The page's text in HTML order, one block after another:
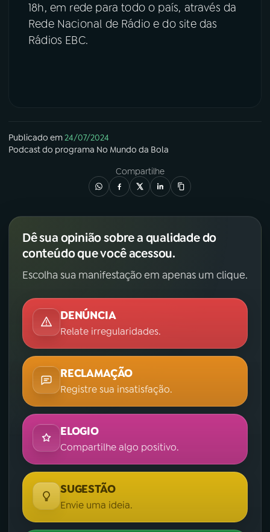
18h, em rede para todo o país, através da
Rede Nacional de Rádio e do site das
Rádios EBC.
Publicado em24/07/2024
Podcastdo programa No Mundo da Bola
Compartilhe
Dê sua opinião sobre a qualidade do
conteúdo que você acessou.
Escolha sua manifestação em apenas um clique.
DENÚNCIA
Relate irregularidades.
RECLAMAÇÃO
Registre sua insatisfação.
ELOGIO
Compartilhe algo positivo.
SUGESTÃO
Envie uma ideia.